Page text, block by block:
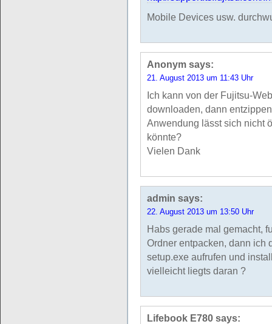
Mobile Devices usw.
Anonym says:
21. August 2013 um 11:43 Uhr
Ich kann von der Fujitsu-
downloaden, dann
Anwendung lässt sich nicht
könnte?
Vielen Dank
admin says:
22. August 2013 um 13:50 Uhr
Habs gerade mal gemacht,
Ordner entpacken, dann ich
setup.exe aufrufen und
vielleicht liegts daran ?
Lifebook E780 says: